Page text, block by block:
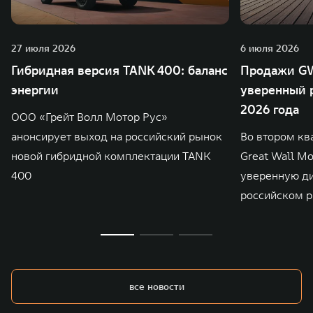
27 июля 2026
Гибридная версия TANK 400: баланс
энергии
ООО «Грейт Волл Мотор Рус»
анонсирует выход на российский рынок
новой гибридной комплектации TANK
400
6 июля 2026
Продажи
уверенный
2026 года
Во втором
Great Wall
уверенную
российском
все новости